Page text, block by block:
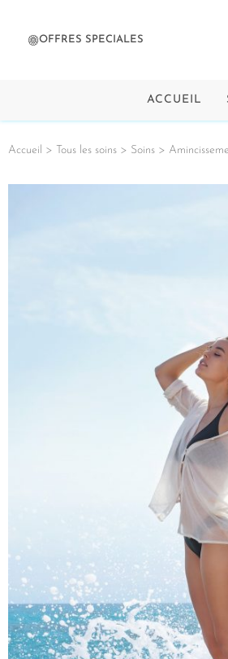
OFFRES SPECIALES
ACCUEIL
Accueil > Tous les soins > Soins >